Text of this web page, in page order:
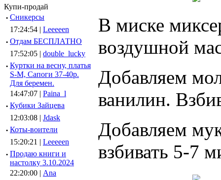
Купи-продай
· Сникерсы
17:24:54 | Leeeeen
· Отдам БЕСПЛАТНО
17:52:05 | double_lucky
· Куртки на весну, платья
S-M, Сапоги 37-40р.
Для беремен.
14:47:07 | Paina_l
· Кубики Зайцева
12:03:08 | Jdask
· Коты-воители
15:20:21 | Leeeeen
· Продаю книги и
настолку 3.10.2024
22:20:00 | Ana
В миске
воздушной
Добавляем
ванилин.
Добавляем
взбивать 5-7